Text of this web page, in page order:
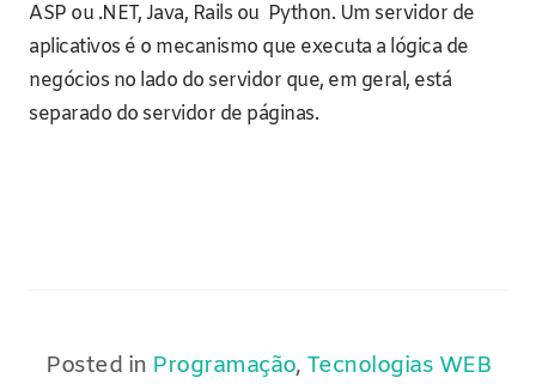
ASP ou .NET, Java, Rails ou Python. Um servidor de
aplicativos é o mecanismo que executa a lógica de
negócios no lado do servidor que, em geral, está
separado do servidor de páginas.
Posted in Programação, Tecnologias WEB